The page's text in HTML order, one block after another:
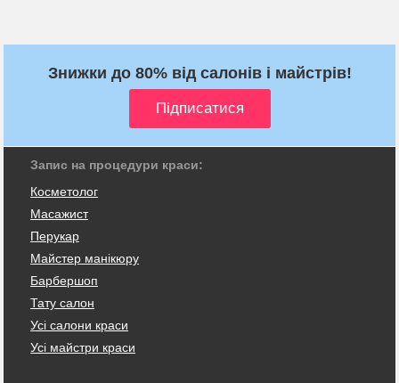
Знижки до 80% від салонів і майстрів!
Запис на процедури краси:
Косметолог
Масажист
Перукар
Майстер манікюру
Барбершоп
Тату салон
Усі салони краси
Усі майстри краси